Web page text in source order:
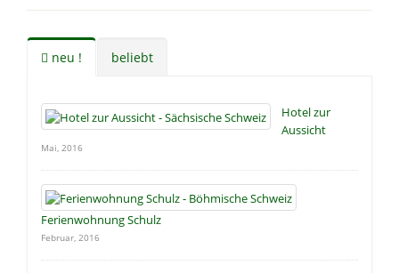
neu ! beliebt
Hotel zur
Aussicht
Mai, 2016
Ferienwohnung Schulz
Februar, 2016